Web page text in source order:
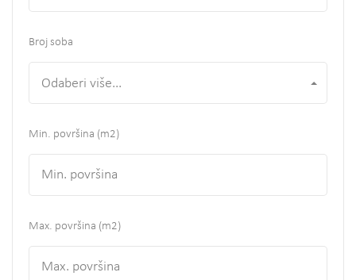
Broj soba
Odaberi više...
Min. površina (m2)
Max. površina (m2)